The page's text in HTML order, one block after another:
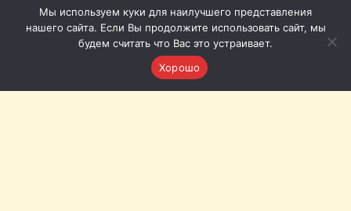
Мы используем куки для наилучшего представления
нашего сайта. Если Вы продолжите использовать сайт, мы
будем считать что Вас это устраивает.
Хорошо